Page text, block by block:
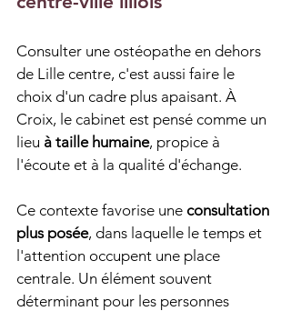
Consulter une ostéopathe en dehors
de Lille centre, c'est aussi faire le
choix d'un cadre plus apaisant. À
Croix, le cabinet est pensé comme un
lieu à taille humaine, propice à
l'écoute et à la qualité d'échange.
Ce contexte favorise une consultation
plus posée, dans laquelle le temps et
l'attention occupent une place
centrale. Un élément souvent
déterminant pour les personnes